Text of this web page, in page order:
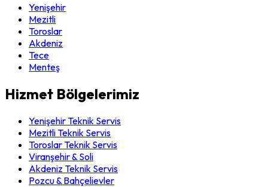
Yenişehir
Mezitli
Toroslar
Akdeniz
Tece
Menteş
Hizmet Bölgelerimiz
Yenişehir Teknik Servis
Mezitli Teknik Servis
Toroslar Teknik Servis
Viranşehir & Soli
Akdeniz Teknik Servis
Pozcu & Bahçelievler